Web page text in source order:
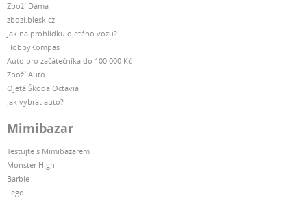
Zboží Dáma
zbozi.blesk.cz
Jak na prohlídku ojetého vozu?
HobbyKompas
Auto pro začátečníka do 100 000 Kč
Zboží Auto
Ojetá Škoda Octavia
Jak vybrat auto?
Mimibazar
Testujte s Mimibazarem
Monster High
Barbie
Lego